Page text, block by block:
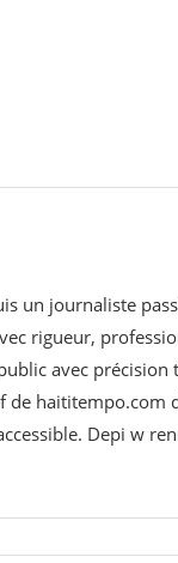
un journaliste
rigueur,
avec
de
Depi w